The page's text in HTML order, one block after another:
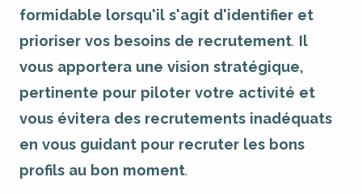
formidable lorsqu'il s'agit d'identifier et
prioriser vos besoins de recrutement. Il
vous apportera une vision stratégique,
pertinente pour piloter votre activité et
vous évitera des recrutements inadéquats
en vous guidant pour recruter les bons
profils au bon moment.